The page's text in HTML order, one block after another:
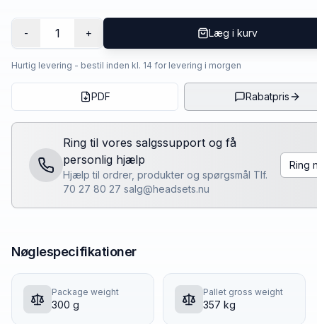
- 1 + Læg i kurv
Hurtig levering - bestil inden kl. 14 for levering i morgen
PDF Rabatpris
Ring til vores salgssupport og få
personlig hjælp
Hjælp til ordrer, produkter og spørgsmål Tlf.
70 27 80 27 salg@headsets.nu
Ring
Nøglespecifikationer
Package weight
300 g
Pallet gross weight
357 kg